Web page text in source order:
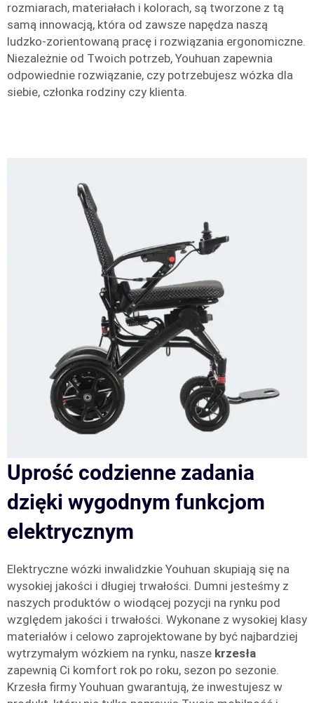
rozmiarach, materiałach i kolorach, są tworzone z tą
samą innowacją, która od zawsze napędza naszą
ludzko-zorientowaną pracę i rozwiązania ergonomiczne.
Niezależnie od Twoich potrzeb, Youhuan zapewnia
odpowiednie rozwiązanie, czy potrzebujesz wózka dla
siebie, członka rodziny czy klienta.
Uprość codzienne zadania
dzięki wygodnym funkcjom
elektrycznym
Elektryczne wózki inwalidzkie Youhuan skupiają się na
wysokiej jakości i długiej trwałości. Dumni jesteśmy z
naszych produktów o wiodącej pozycji na rynku pod
względem jakości i trwałości. Wykonane z wysokiej klasy
materiałów i celowo zaprojektowane by być najbardziej
wytrzymałym wózkiem na rynku, nasze krzesła
zapewnią Ci komfort rok po roku, sezon po sezonie.
Krzesła firmy Youhuan gwarantują, że inwestujesz w